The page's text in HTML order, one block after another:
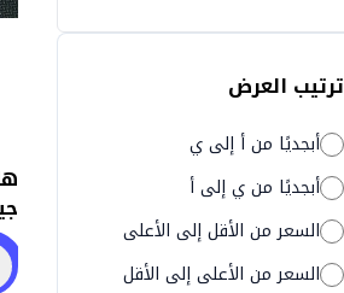
ترتيب العرض
أبجديًا من أ إلى ي
أبجديًا من ي إلى أ
السعر من الأقل إلى الأعلى
السعر من الأعلى إلى الأقل